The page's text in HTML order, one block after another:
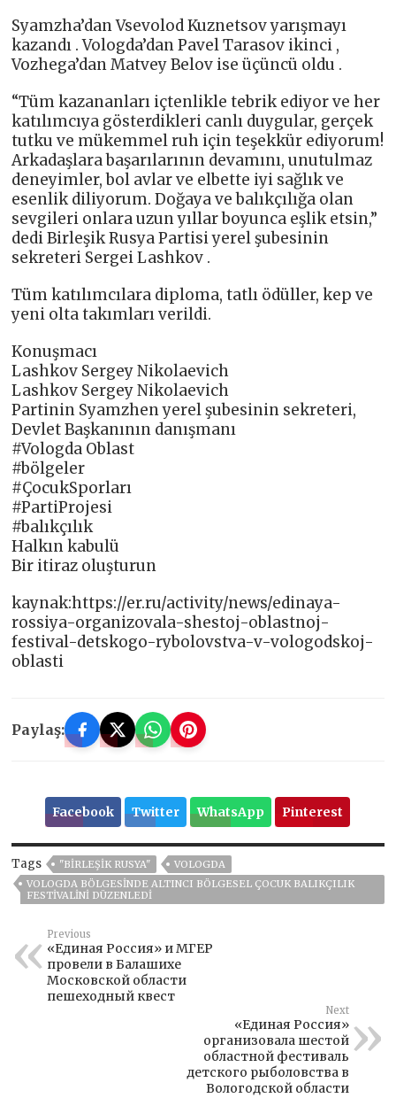
Syamzha’dan Vsevolod Kuznetsov yarışmayı
kazandı . Vologda’dan Pavel Tarasov ikinci ,
Vozhega’dan Matvey Belov ise üçüncü oldu .
“Tüm kazananları içtenlikle tebrik ediyor ve her
katılımcıya gösterdikleri canlı duygular, gerçek
tutku ve mükemmel ruh için teşekkür ediyorum!
Arkadaşlara başarılarının devamını, unutulmaz
deneyimler, bol avlar ve elbette iyi sağlık ve
esenlik diliyorum. Doğaya ve balıkçılığa olan
sevgileri onlara uzun yıllar boyunca eşlik etsin,”
dedi Birleşik Rusya Partisi yerel şubesinin
sekreteri Sergei Lashkov .
Tüm katılımcılara diploma, tatlı ödüller, kep ve
yeni olta takımları verildi.
Konuşmacı
Lashkov Sergey Nikolaevich
Lashkov Sergey Nikolaevich
Partinin Syamzhen yerel şubesinin sekreteri,
Devlet Başkanının danışmanı
#Vologda Oblast
#bölgeler
#ÇocukSporları
#PartiProjesi
#balıkçılık
Halkın kabulü
Bir itiraz oluşturun
kaynak:https://er.ru/activity/news/edinaya-
rossiya-organizovala-shestoj-oblastnoj-
festival-detskogo-rybolovstva-v-vologodskoj-
oblasti
Paylaş:
Facebook Twitter WhatsApp Pinterest
Tags "BIRLEŞIK RUSYA"
VOLOGDA
VOLOGDA BÖLGESINDE ALTINCI BÖLGESEL ÇOCUK BALIKÇILIK
FESTIVALINI DÜZENLEDI
Previous
«Единая Россия» и МГЕР
провели в Балашихе
Московской области
пешеходный квест
Next
«Единая Россия»
организовала шестой
областной фестиваль
детского рыболовства в
Вологодской области